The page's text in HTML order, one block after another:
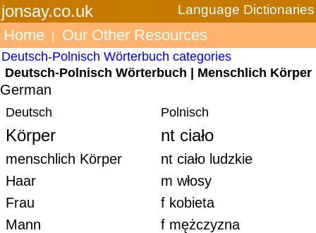
jonsay.co.uk Language Dictionaries
Home Our Other Resources
Deutsch-Polnisch Wörterbuch categories
Deutsch-Polnisch Wörterbuch | Menschlich Körper
German
Deutsch Polnisch
Körper nt ciało
menschlich Körper
nt ciało ludzkie
Haar
m włosy
Frau
f kobieta
Mann
f mężczyzna